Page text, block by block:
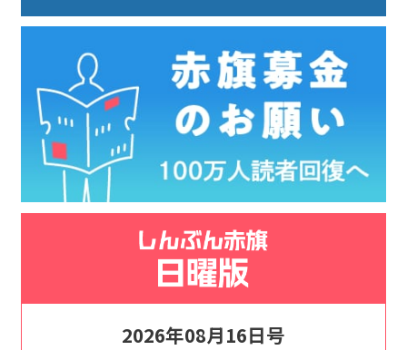
2026年08月16日号